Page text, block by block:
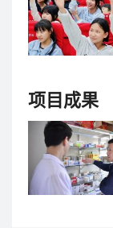
项目成果